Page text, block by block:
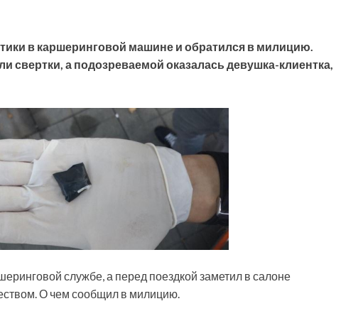
в каршеринговой машине и обратился в милицию.
свертки, а подозреваемой оказалась девушка-клиентка,
службе, а перед поездкой заметил в салоне
О чем сообщил в милицию.